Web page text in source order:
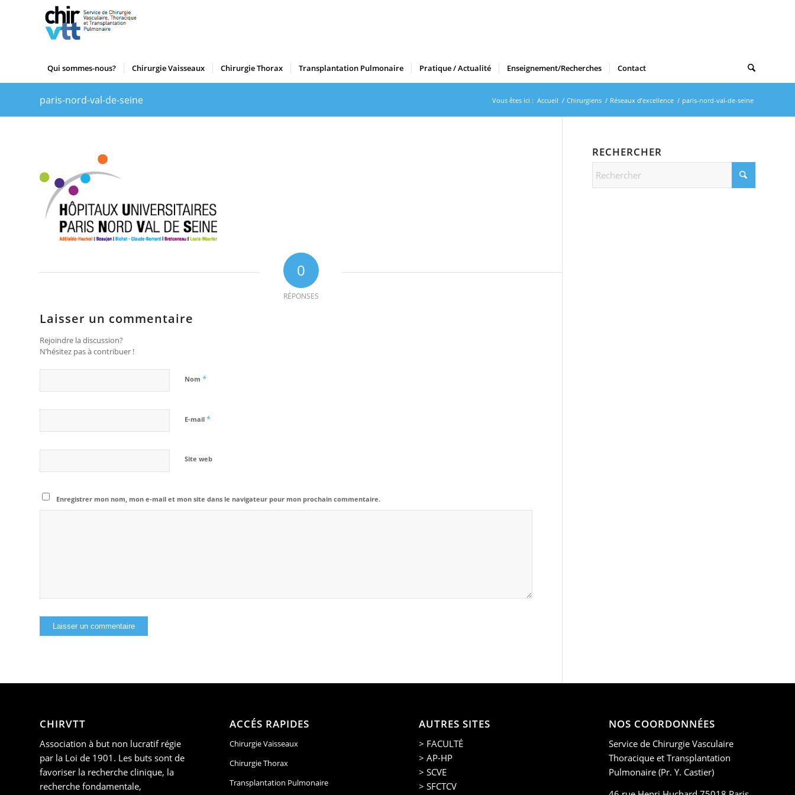
Qui sommes-nous? Chirurgie Vaisseaux Chirurgie Thorax Transplantation Pulmonaire Pratique / Actualité Enseignement/Recherches Contact
paris-nord-val-de-seine Vous êtes ici : Accueil / Chirurgiens / Réseaux d’excellence / paris-nord-val-de-seine
0
RÉPONSES
Laisser un commentaire
Rejoindre la discussion?
N’hésitez pas à contribuer !
Nom *
E-mail *
Site web
Enregistrer mon nom, mon e-mail et mon site dans le navigateur pour mon prochain commentaire.
RECHERCHER
CHIRVTT
Association à but non lucratif régie
par la Loi de 1901. Les buts sont de
favoriser la recherche clinique, la
recherche fondamentale,
ACCÉS RAPIDES
Chirurgie Vaisseaux
Chirurgie Thorax
Transplantation Pulmonaire
AUTRES SITES
> FACULTÉ
> AP-HP
> SCVE
> SFCTCV
NOS COORDONNÉES
Service de Chirurgie Vasculaire
Thoracique et Transplantation
Pulmonaire (Pr. Y. Castier)